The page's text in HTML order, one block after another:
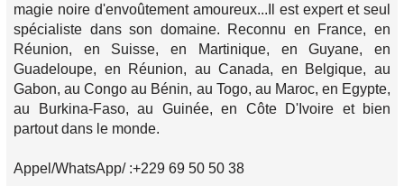
magie noire d'envoûtement amoureux...Il est expert et seul
spécialiste dans son domaine. Reconnu en France, en
Réunion, en Suisse, en Martinique, en Guyane, en
Guadeloupe, en Réunion, au Canada, en Belgique, au
Gabon, au Congo au Bénin, au Togo, au Maroc, en Egypte,
au Burkina-Faso, au Guinée, en Côte D'Ivoire et bien
partout dans le monde.
Appel/WhatsApp/ :+229 69 50 50 38